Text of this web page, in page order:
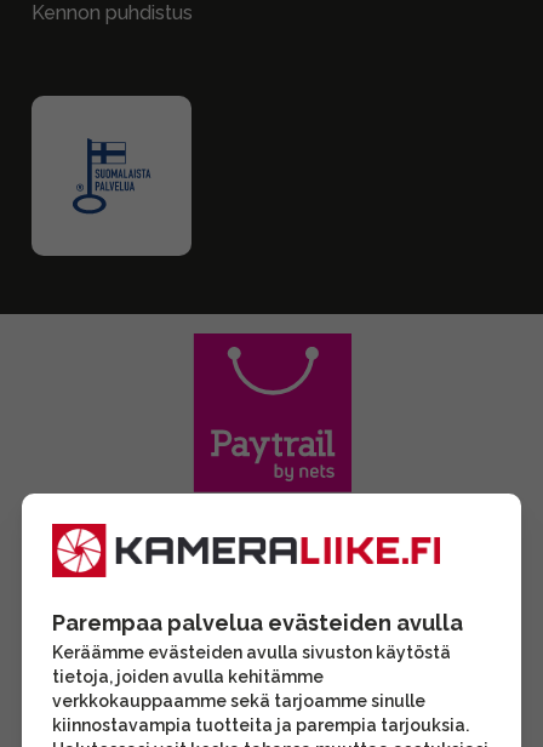
Kennon puhdistus
Parempaa palvelua evästeiden avulla
Keräämme evästeiden avulla sivuston käytöstä
tietoja, joiden avulla kehitämme
verkkokauppaamme sekä tarjoamme sinulle
kiinnostavampia tuotteita ja parempia tarjouksia.